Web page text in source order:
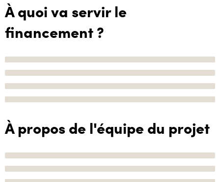
À quoi va servir le
financement ?
À propos de l'équipe du projet